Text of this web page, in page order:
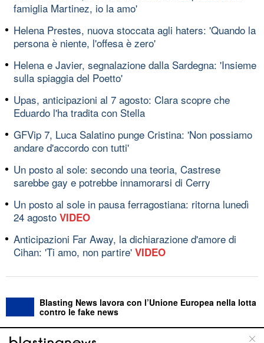
famiglia Martinez, io la amo'
Helena Prestes, nuova stoccata agli haters: 'Quando la
persona è niente, l'offesa è zero'
Helena e Javier, segnalazione dalla Sardegna: 'Insieme
sulla spiaggia del Poetto'
Upas, anticipazioni al 7 agosto: Clara scopre che
Eduardo l'ha tradita con Stella
GFVip 7, Luca Salatino punge Cristina: 'Non possiamo
andare d'accordo con tutti'
Un posto al sole: secondo una teoria, Castrese
sarebbe gay e potrebbe innamorarsi di Cerry
Un posto al sole in pausa ferragostiana: ritorna lunedì
24 agosto VIDEO
Anticipazioni Far Away, la dichiarazione d'amore di
Cihan: 'Ti amo, non partire' VIDEO
Blasting News lavora con l’Unione Europea nella lotta
contro le fake news